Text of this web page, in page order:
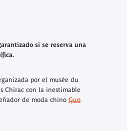
si se reserva una
por el musée du
Chirac con la inestimable
de moda chino Guo